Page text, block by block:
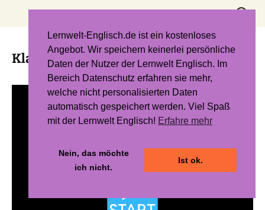
Suchen
Klammern auflösen – Level 1
Lernwelt-Englisch.de ist ein kostenloses
Angebot. Wir speichern keinerlei persönliche
Daten der Nutzer der Lernwelt Englisch. Im
Bereich Datenschutz erfahren sie mehr,
welche nicht personalisierten Daten
automatisch gespeichert werden. Viel Spaß
mit der Lernwelt Englisch! Erfahre mehr
Nein, das möchte
ich nicht.
Ist ok.